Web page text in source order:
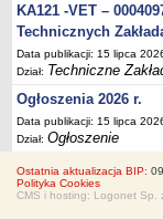
KA121 -VET –
Technicznych
Data publikacji: 15 lipca
Dział: Techniczne
Ogłoszenia 2026 r.
Data publikacji: 15 lipca
Dział:Ogłoszenie
Ostatnia aktualizacja BIP:
Polityka Cookies
CMS i hosting: Logonet Sp.